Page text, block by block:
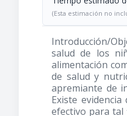
(Esta estimación no
Introducción/
salud de los
alimentación
de salud y
apremiante de
Existe
efectivo para tal